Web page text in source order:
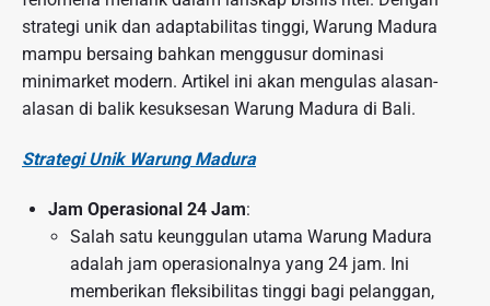
strategi unik dan adaptabilitas tinggi, Warung Madura
mampu bersaing bahkan menggusur dominasi
minimarket modern. Artikel ini akan mengulas alasan-
alasan di balik kesuksesan Warung Madura di Bali.
Strategi Unik Warung Madura
Jam Operasional 24 Jam:
Salah satu keunggulan utama Warung Madura
adalah jam operasionalnya yang 24 jam. Ini
memberikan fleksibilitas tinggi bagi pelanggan,